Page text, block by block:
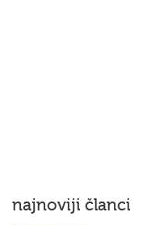
najnoviji članci